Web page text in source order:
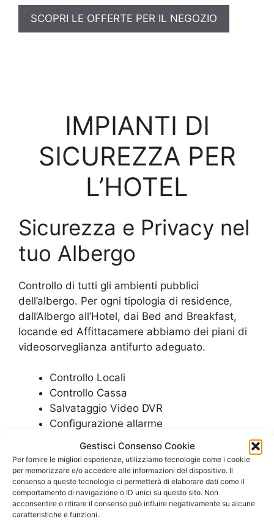
Gestisci Consenso Cookie
Per fornire le migliori esperienze, utilizziamo tecnologie come i cookie
per memorizzare e/o accedere alle informazioni del dispositivo. Il
consenso a queste tecnologie ci permetterà di elaborare dati come il
comportamento di navigazione o ID unici su questo sito. Non
acconsentire o ritirare il consenso può influire negativamente su alcune
caratteristiche e funzioni.
SCOPRI LE OFFERTE PER IL NEGOZIO
IMPIANTI DI
SICUREZZA PER
L’HOTEL
Sicurezza e Privacy nel
tuo Albergo
Controllo di tutti gli ambienti pubblici
dell’albergo. Per ogni tipologia di residence,
dall’Albergo all’Hotel, dai Bed and Breakfast,
locande ed Affittacamere abbiamo dei piani di
videosorveglianza antifurto adeguato.
Controllo Locali
Controllo Cassa
Salvataggio Video DVR
Configurazione allarme
Controllo accessi in camera
Effetto deterrente in caso di furti
SCOPRI LE PROPOSTE PER IL TUO
ALBERGO